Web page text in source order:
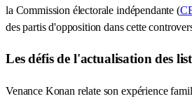
la Commission électorale indépendante (
des partis d'opposition dans cette
Les défis de l'actualisation des
Venance Konan relate son expérience